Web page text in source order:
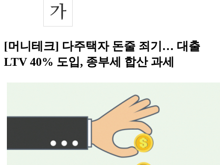
[머니테크] 다주택자 돈줄 죄기… 대출
LTV 40% 도입, 종부세 합산 과세